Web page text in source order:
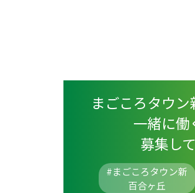
まごころタウ
一緒に働
募集し
#まごころタウン新
百合ヶ丘